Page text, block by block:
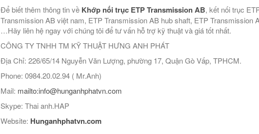
Để biết thêm thông tin vềKhớp nối trục ETP Transmission AB, kết nối trục
Transmission AB việt nam, ETP Transmission AB hub shaft, ETP Transmission
…Hãy liên hệ ngay với chúng tôi để tư vấn hỗ trợ kỹ thuật và giá tốt nhất.
CÔNG TY TNHH TM KỸ THUẬT HƯNG ANH PHÁT
Địa Chỉ: 226/65/14 Nguyễn Văn Lượng, phường 17, Quận Gò Vấp, TPHCM.
Phone: 0984.20.02.94 ( Mr.Anh)
Mail: mailto:info@hunganhphatvn.com
Skype: Thai anh.HAP
Website: Hunganhphatvn.com